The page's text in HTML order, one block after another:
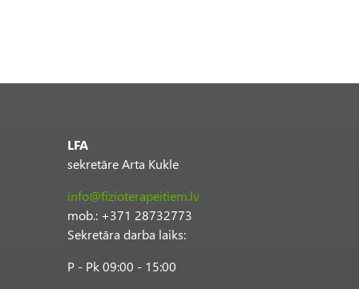
LFA
sekretāre Arta Kukle
info@fizioterapeitiem.lv
mob.: +371 28732773
Sekretāra darba laiks:
P - Pk 09:00 - 15:00